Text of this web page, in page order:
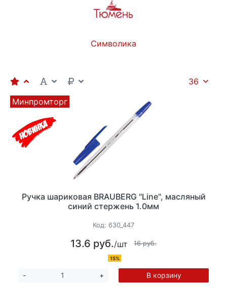
Символика
36
Минпромторг
Ручка шариковая BRAUBERG "Line", масляный
синий стержень 1.0мм
Код: 630_447
13.6 руб./шт 16 руб.
15%
- + В корзину